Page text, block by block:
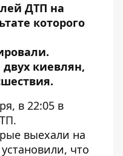
ДТП на
которого
киевлян,
в 22:05 в
выехали на
что